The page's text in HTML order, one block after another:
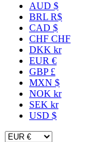
AUD $
BRL R$
CAD $
CHF CHF
DKK kr
EUR €
GBP £
MXN $
NOK kr
SEK kr
USD $